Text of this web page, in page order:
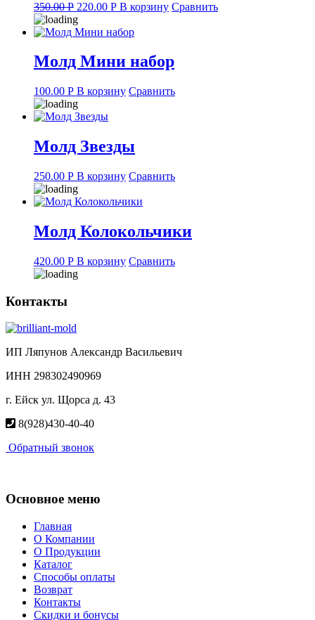
350.00Р Original
price
was:
220.00 РCurrent
is:
В корзину Сравнить
Молд Мини набор
100.00 Р В корзину Сравнить
Молд Звезды
250.00 Р В корзину Сравнить
Молд Колокольчики
420.00 Р В корзину Сравнить
Контакты
ИП Ляпунов Александр Васильевич
ИНН 298302490969
г. Ейск ул. Щорса д. 43
8(928)430-40-40
Обратный звонок
Основное меню
Главная
О Компании
О Продукции
Каталог
Способы оплаты
Возврат
Контакты
Скидки и бонусы